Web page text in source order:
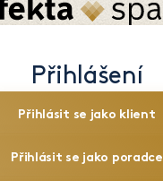
Přihlášení
Přihlásit se jako klient
Přihlásit se jako poradce